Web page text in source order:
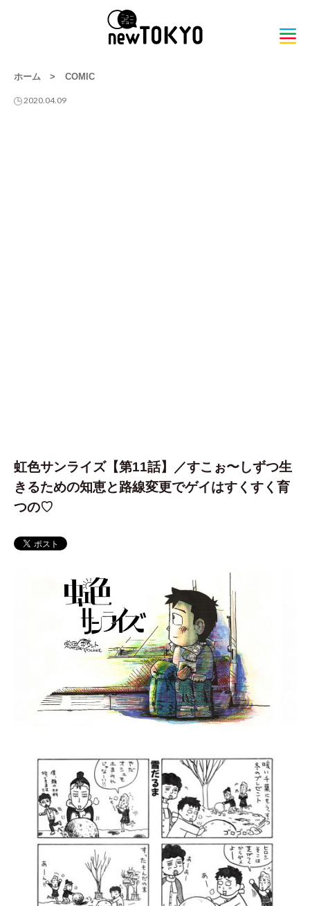
ホーム > COMIC
2020.04.09
虹色サンライズ【第11話】／すこぉ〜しずつ生
きるための知恵と路線変更でゲイはすくすく育
つの♡